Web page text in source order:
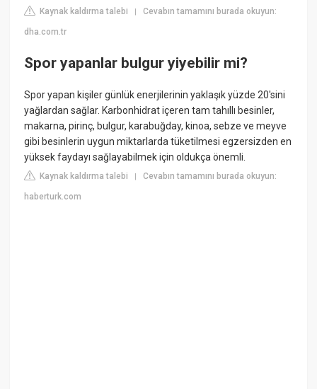
Kaynak kaldırma talebi |Cevabın tamamını burada okuyun:
dha.com.tr
Spor yapanlar bulgur yiyebilir mi?
Spor yapan kişiler günlük enerjilerinin yaklaşık yüzde 20'sini
yağlardan sağlar. Karbonhidrat içeren tam tahıllı besinler,
makarna, pirinç, bulgur, karabuğday, kinoa, sebze ve meyve
gibi besinlerin uygun miktarlarda tüketilmesi egzersizden en
yüksek faydayı sağlayabilmek için oldukça önemli.
Kaynak kaldırma talebi |Cevabın tamamını burada okuyun:
haberturk.com